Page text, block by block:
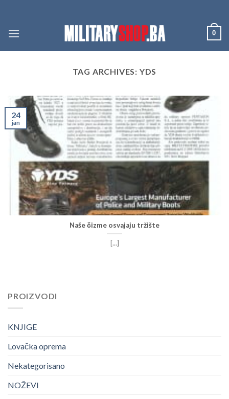
content
0
TAG ARCHIVES: YDS
Naše čizme osvajaju tržište
[...]
24
jan
PROIZVODI
KNJIGE
Lovačka oprema
Nekategorisano
NOŽEVI